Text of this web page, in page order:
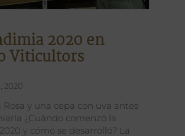
2020 en
Viticultors
2020
Rosa y una cepa con uva antes
¿Cuándo comenzó la
y cómo se desarrolló? La